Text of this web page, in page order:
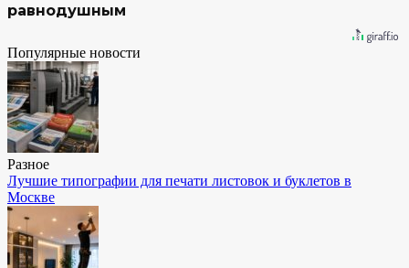
равнодушным
Популярные новости
Разное
Лучшие типографии для печати листовок и буклетов в
Москве